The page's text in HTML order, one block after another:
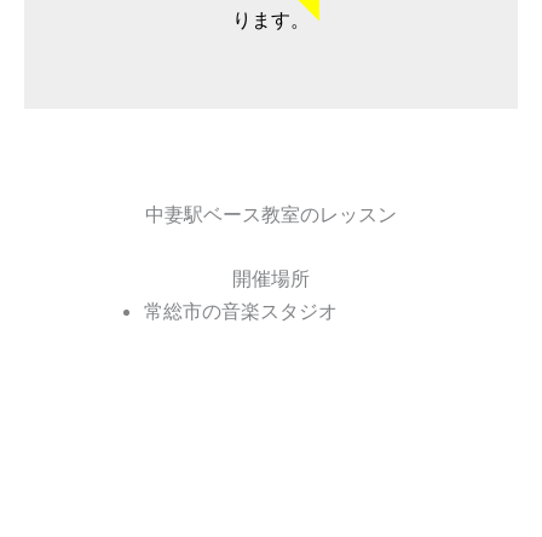
ります。
中妻駅ベース教室のレッスン
開催場所
常総市の音楽スタジオ